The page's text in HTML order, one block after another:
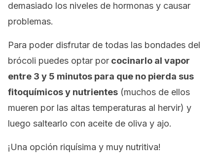
demasiado los niveles de hormonas y causar
problemas.
Para poder disfrutar de todas las bondades del
brócoli puedes optar por cocinarlo al vapor
entre 3 y 5 minutos para que no pierda sus
fitoquímicos y nutrientes (muchos de ellos
mueren por las altas temperaturas al hervir) y
luego saltearlo con aceite de oliva y ajo.
¡Una opción riquísima y muy nutritiva!